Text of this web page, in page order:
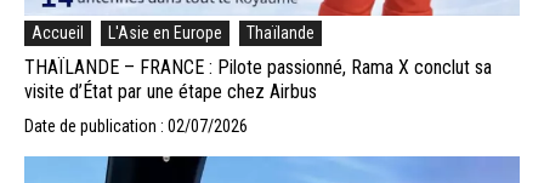
Accueil L'Asie en Europe Thaïlande
THAÏLANDE – FRANCE : Pilote passionné, Rama X conclut sa
visite d’État par une étape chez Airbus
Date de publication : 02/07/2026